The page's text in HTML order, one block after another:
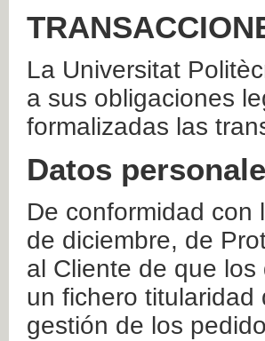
La Universitat
a sus obligaciones
formalizadas las
Datos
De conformidad
de diciembre, de
al Cliente de que
un fichero titularidad
gestión de los